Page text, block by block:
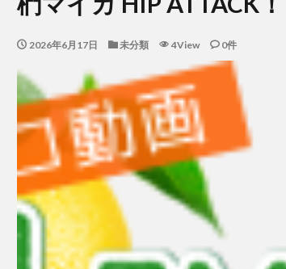
2026年6月17日 未分類 4View 0件
玉置梓 清純クロニクル
代（TEEN）が好き
河内菜々星 桑田彩 異彩
イドルはＨに発育中！〜来生かほ６年ぶりに再デビュー〜
こ グラドルでは ダメ ですか？ 星乃もこ 峰りなこ ふ
林せつな 岡山弁に恋して！ 小林せつな
メイリ 貴方
検索